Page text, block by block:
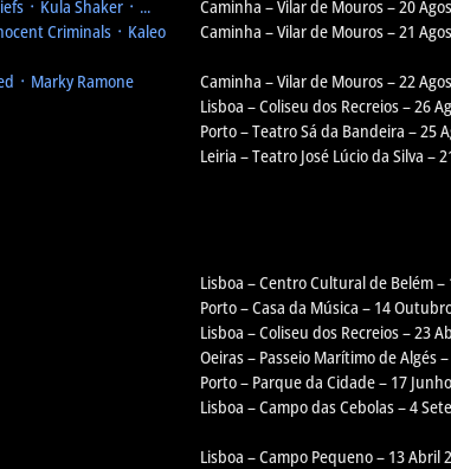
᛫ Kula Shaker ᛫ ...
Caminha – Vilar de Mouros – 20
Criminals ᛫ Kaleo
Caminha – Vilar de Mouros – 21
᛫ Marky Ramone
Caminha – Vilar de Mouros – 22
Lisboa – Coliseu dos Recreios – 26
Porto – Teatro Sá da Bandeira – 25
Leiria – Teatro José Lúcio da Silva –
Lisboa – Centro Cultural de Belém
Porto – Casa da Música – 14
Lisboa – Coliseu dos Recreios – 23
Oeiras – Passeio Marítimo de Algés
Porto – Parque da Cidade – 17
Lisboa – Campo das Cebolas – 4
Lisboa – Campo Pequeno – 13 Abril